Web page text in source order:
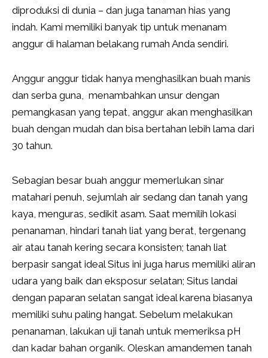
diproduksi di dunia – dan juga tanaman hias yang
indah. Kami memiliki banyak tip untuk menanam
anggur di halaman belakang rumah Anda sendiri.
Anggur anggur tidak hanya menghasilkan buah manis
dan serba guna, menambahkan unsur dengan
pemangkasan yang tepat, anggur akan menghasilkan
buah dengan mudah dan bisa bertahan lebih lama dari
30 tahun.
Sebagian besar buah anggur memerlukan sinar
matahari penuh, sejumlah air sedang dan tanah yang
kaya, menguras, sedikit asam. Saat memilih lokasi
penanaman, hindari tanah liat yang berat, tergenang
air atau tanah kering secara konsisten; tanah liat
berpasir sangat ideal Situs ini juga harus memiliki aliran
udara yang baik dan eksposur selatan; Situs landai
dengan paparan selatan sangat ideal karena biasanya
memiliki suhu paling hangat. Sebelum melakukan
penanaman, lakukan uji tanah untuk memeriksa pH
dan kadar bahan organik. Oleskan amandemen tanah